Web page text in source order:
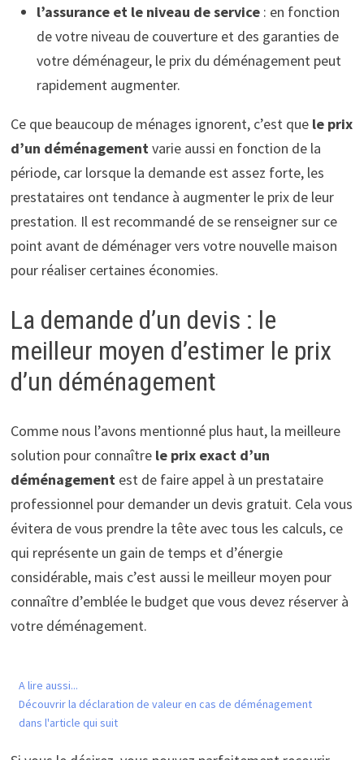
l’assurance et le niveau de service: en fonction
de votre niveau de couverture et des garanties de
votre déménageur, le prix du déménagement peut
rapidement augmenter.
Ce que beaucoup de ménages ignorent, c’est que le prix
d’un déménagementvarie aussi en fonction de la
période, car lorsque la demande est assez forte, les
prestataires ont tendance à augmenter le prix de leur
prestation. Il est recommandé de se renseigner sur ce
point avant de déménager vers votre nouvelle maison
pour réaliser certaines économies.
La demande d’un devis : le
meilleur moyen d’estimer le prix
d’un déménagement
Comme nous l’avons mentionné plus haut, la meilleure
solution pour connaîtrele prix exact d’un
déménagement est de faire appel à un prestataire
professionnel pour demander un devis gratuit. Cela vous
évitera de vous prendre la tête avec tous les calculs, ce
qui représente un gain de temps et d’énergie
considérable, mais c’est aussi le meilleur moyen pour
connaître d’emblée le budget que vous devez réserver à
votre déménagement.
A lire aussi...
Découvrir la déclaration de valeur en cas de déménagement
dans l'article qui suit